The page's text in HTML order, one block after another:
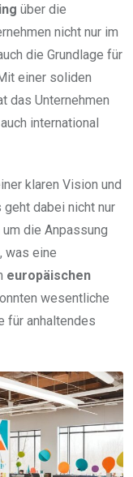
über die
nicht nur im
die Grundlage für
einer soliden
das Unternehmen
international
klaren Vision und
dabei nicht nur
die Anpassung
was eine
europäischen
wesentliche
für anhaltendes